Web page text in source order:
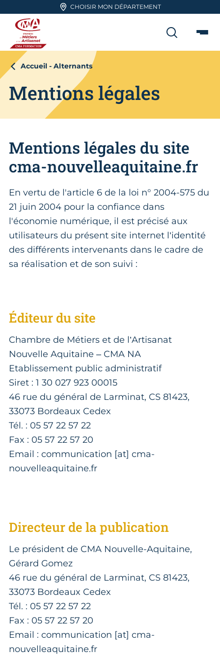
Aller en haut de pageCHOISIR MON DÉPARTEMENT
CMA FORMATION
Accueil - Alternants
Mentions légales
Mentions légales du site
cma-nouvelleaquitaine.fr
En vertu de l'article 6 de la loi n° 2004-575 du
21 juin 2004 pour la confiance dans
l'économie numérique, il est précisé aux
utilisateurs du présent site internet l’identité
des différents intervenants dans le cadre de
sa réalisation et de son suivi :
Éditeur du site
Chambre de Métiers et de l’Artisanat
Nouvelle Aquitaine – CMA NA
Etablissement public administratif
Siret : 1 30 027 923 00015
46 rue du général de Larminat, CS 81423,
33073 Bordeaux Cedex
Tél. : 05 57 22 57 22
Fax : 05 57 22 57 20
Email : communication [at] cma-
nouvelleaquitaine.fr
Directeur de la publication
Le président de CMA Nouvelle-Aquitaine,
Gérard Gomez
46 rue du général de Larminat, CS 81423,
33073 Bordeaux Cedex
Tél. : 05 57 22 57 22
Fax : 05 57 22 57 20
Email : communication [at] cma-
nouvelleaquitaine.fr